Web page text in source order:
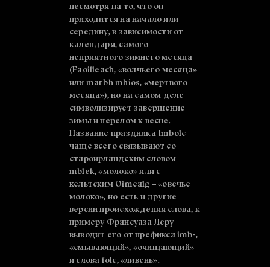
несмотря на то, что он
приходится на начало или
середину, в зависимости от
календаря, самого
неприятного зимнего месяца
(Faoilleach, «волчьего месяца»
или marbh mhios, «мертвого
месяца»), но на самом деле
символизирует завершение
зимы и перелом к весне.
Название праздника Imbolc
чаще всего связывают со
староирландским словом
mblek, «молоко» или с
кельтским Oimealg – «овечье
молоко», но есть и другие
версии происхождения слова, к
примеру Франсуаза Леру
выводит его от префикса imb-,
«смывающий», «очищающий»
и слова folc, «ливень».